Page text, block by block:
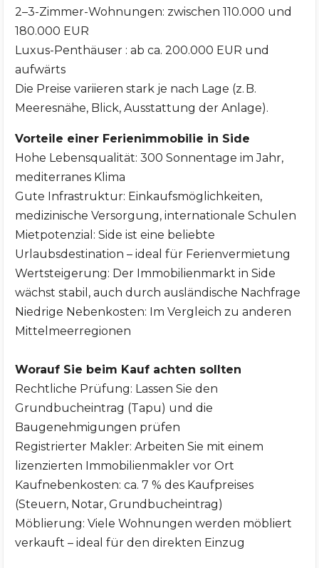
2–3-Zimmer-Wohnungen: zwischen 110.000 und
180.000 EUR
Luxus-Penthäuser : ab ca. 200.000 EUR und
aufwärts
Die Preise variieren stark je nach Lage (z. B.
Meeresnähe, Blick, Ausstattung der Anlage).
Vorteile einer Ferienimmobilie in Side
Hohe Lebensqualität: 300 Sonnentage im Jahr,
mediterranes Klima
Gute Infrastruktur: Einkaufsmöglichkeiten,
medizinische Versorgung, internationale Schulen
Mietpotenzial: Side ist eine beliebte
Urlaubsdestination – ideal für Ferienvermietung
Wertsteigerung: Der Immobilienmarkt in Side
wächst stabil, auch durch ausländische Nachfrage
Niedrige Nebenkosten: Im Vergleich zu anderen
Mittelmeerregionen
Worauf Sie beim Kauf achten sollten
Rechtliche Prüfung: Lassen Sie den
Grundbucheintrag (Tapu) und die
Baugenehmigungen prüfen
Registrierter Makler: Arbeiten Sie mit einem
lizenzierten Immobilienmakler vor Ort
Kaufnebenkosten: ca. 7 % des Kaufpreises
(Steuern, Notar, Grundbucheintrag)
Möblierung: Viele Wohnungen werden möbliert
verkauft – ideal für den direkten Einzug